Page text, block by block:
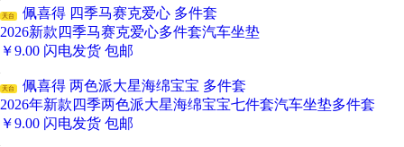
天台
佩喜得 四季马赛克爱心 多件套
2026新款四季马赛克爱心多件套汽车坐垫
￥9.00 闪电发货 包邮
天台
佩喜得 两色派大星海绵宝宝 多件套
2026年新款四季两色派大星海绵宝宝七件套汽车坐垫多件套
￥9.00 闪电发货 包邮